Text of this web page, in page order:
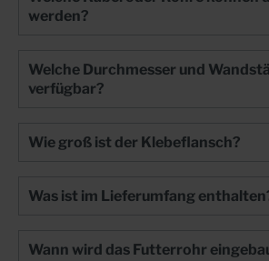
werden?
Welche Durchmesser und
verfügbar?
Wie groß ist der Klebeflansch?
Was ist im Lieferumfang
Wann wird das Futterrohr